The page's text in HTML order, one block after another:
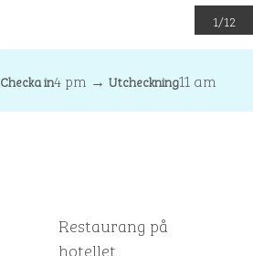
1/12
Checka in4 pm → Utcheckning11 am
Restaurang på
hotellet